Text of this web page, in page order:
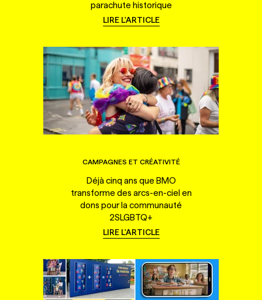
parachute historique
LIRE L'ARTICLE
CAMPAGNES ET CRÉATIVITÉ
Déjà cinq ans que BMO
transforme des arcs-en-ciel en
dons pour la communauté
2SLGBTQ+
LIRE L'ARTICLE